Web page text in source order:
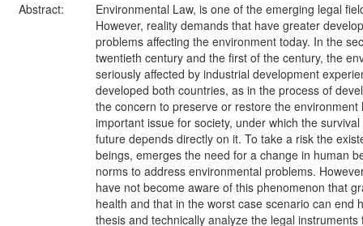
Abstract:
Environmental Law, is one of the emerging legal
However, reality demands that have greater
problems affecting the environment today. In the
twentieth century and the first of the century, the
seriously affected by industrial development
developed both countries, as in the process of
the concern to preserve or restore the environment
important issue for society, under which the
future depends directly on it. To take a risk the
beings, emerges the need for a change in human
norms to address environmental problems.
have not become aware of this phenomenon that
health and that in the worst case scenario can end
thesis and technically analyze the legal